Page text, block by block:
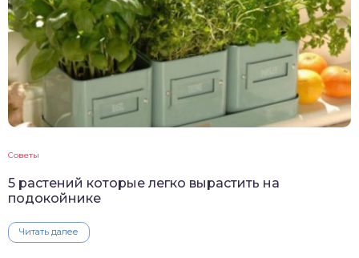
Советы
5 растений которые легко вырастить на
подокойнике
Читать далее